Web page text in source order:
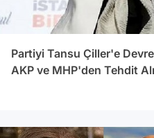
Partiyi Tansu Çiller'e
AKP ve MHP'den Tehdit